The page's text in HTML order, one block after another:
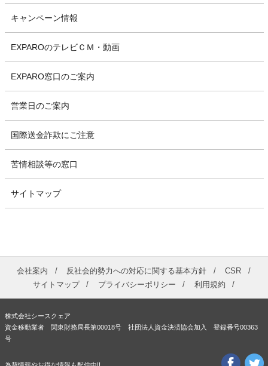
キャンペーン情報
EXPAROのテレビＣＭ・動画
EXPARO窓口のご案内
営業日のご案内
国際送金詐欺にご注意
苦情相談等の窓口
サイトマップ
会社案内 反社会的勢力への対応に関する基本方針
CSR
サイトマップ
プライバシーポリシー 利用規約
株式会社シースクェア
資金移動業者 関東財務局長第00018号 社団法人資金決済協会加入 登録番号00363
号